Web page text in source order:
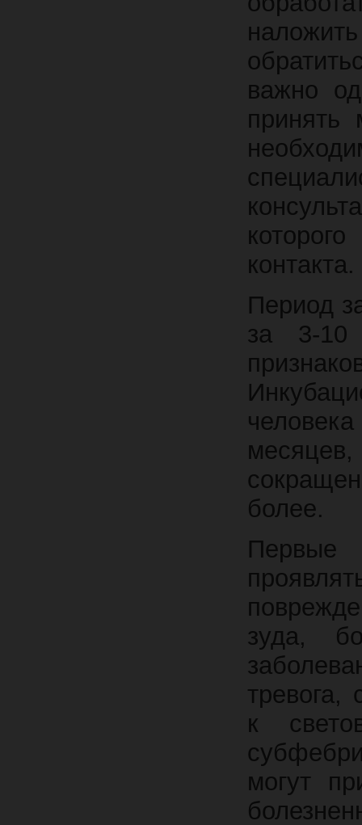
важно
принять
контакта.
Период
за 3-10
более.
зуда,
тревога,
к
могут